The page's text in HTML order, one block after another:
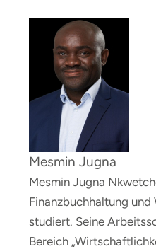
Mesmin Jugna
Mesmin Jugna
Finanzbuchhaltung
studiert. Seine
Bereich